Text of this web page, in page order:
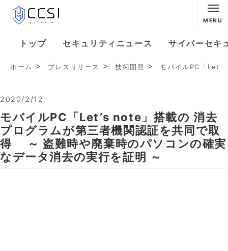
MENU
トップ セキュリティニュース サイバーセキ
ホーム プレスリリース 技術開発 モバイルPC「
2020/2/12
モバイルPC「Let’s note」搭載の 消去
プログラムが第三者機関認証を共同で取
得 ～ 盗難時や廃棄時のパソコンの確実
なデータ消去の実行を証明 ～